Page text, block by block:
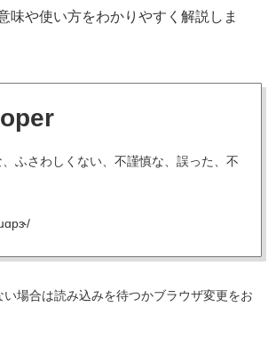
味や使い方をわかりやすく解説しま
ふさわしくない、不謹慎な、誤った、不
場合は読み込みを待つかブラウザ変更をお